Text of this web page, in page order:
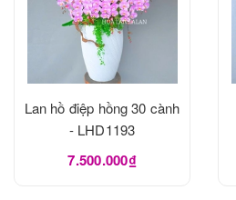
Lan hồ điệp hồng 30 cành
- LHD1193
7.500.000₫